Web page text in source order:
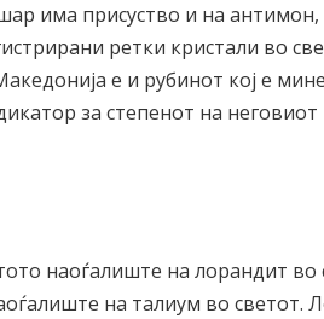
има присуство и на
ретки кристали во
е и рубинот кој е
за степенот на неговиот
наоѓалиште на лорандит
на талиум во светот.